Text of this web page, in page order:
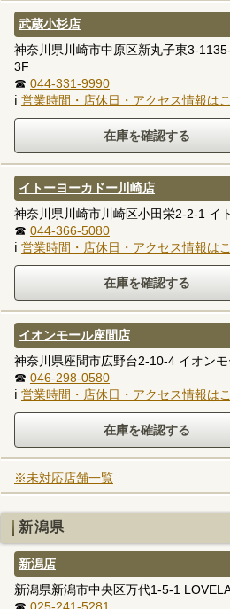
武蔵小杉店
神奈川県川崎市中原区新丸子東3-
3F
☎ 044-331-9990
ℹ 営業時間・店休日・アクセス情報は
イトーヨーカドー川崎店
神奈川県川崎市川崎区小田栄2-2-1 イ
☎ 044-366-5080
ℹ 営業時間・店休日・アクセス情報は
イオンモール座間店
神奈川県座間市広野台2-10-4 イオン
☎ 046-298-0580
ℹ 営業時間・店休日・アクセス情報は
※未対応店舗一覧
新潟県
新潟店
新潟県新潟市中央区万代1-5-1
☎ 025-241-5281